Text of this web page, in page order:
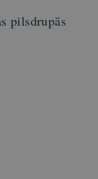
pilsdrupās